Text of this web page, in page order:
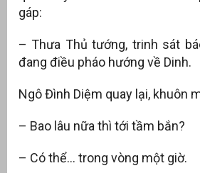
gáp:
– Thưa Thủ tướng, trinh sát
đang điều pháo hướng về Dinh.
Ngô Đình Diệm quay lại, khuôn
– Bao lâu nữa thì tới tầm bắn?
– Có thể… trong vòng một giờ.